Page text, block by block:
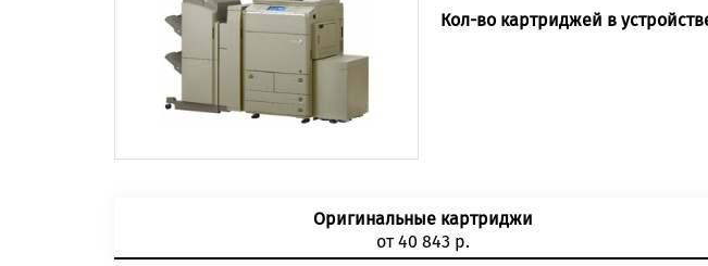
Кол-во картриджей в
Оригинальные картриджи
от 40 843 р.